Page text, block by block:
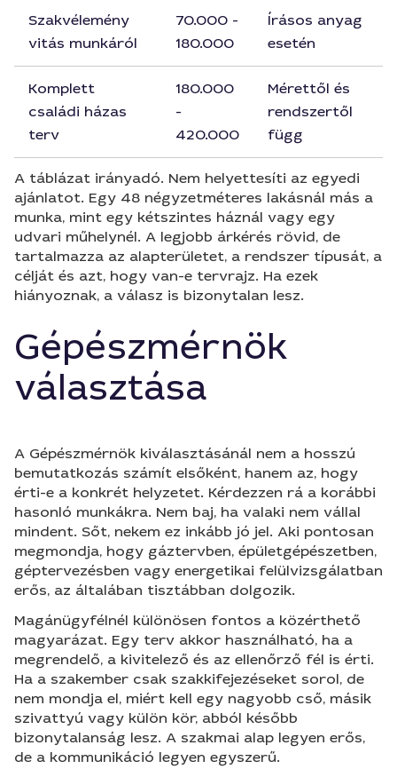
Szakvélemény
vitás munkáról
70.000 -
180.000
Írásos anyag
esetén
Komplett
családi házas
terv
180.000
-
420.000
Mérettől és
rendszertől
függ
A táblázat irányadó. Nem helyettesíti az egyedi
ajánlatot. Egy 48 négyzetméteres lakásnál más a
munka, mint egy kétszintes háznál vagy egy
udvari műhelynél. A legjobb árkérés rövid, de
tartalmazza az alapterületet, a rendszer típusát, a
célját és azt, hogy van-e tervrajz. Ha ezek
hiányoznak, a válasz is bizonytalan lesz.
Gépészmérnök
választása
A Gépészmérnök kiválasztásánál nem a hosszú
bemutatkozás számít elsőként, hanem az, hogy
érti-e a konkrét helyzetet. Kérdezzen rá a korábbi
hasonló munkákra. Nem baj, ha valaki nem vállal
mindent. Sőt, nekem ez inkább jó jel. Aki pontosan
megmondja, hogy gáztervben, épületgépészetben,
géptervezésben vagy energetikai felülvizsgálatban
erős, az általában tisztábban dolgozik.
Magánügyfélnél különösen fontos a közérthető
magyarázat. Egy terv akkor használható, ha a
megrendelő, a kivitelező és az ellenőrző fél is érti.
Ha a szakember csak szakkifejezéseket sorol, de
nem mondja el, miért kell egy nagyobb cső, másik
szivattyú vagy külön kör, abból később
bizonytalanság lesz. A szakmai alap legyen erős,
de a kommunikáció legyen egyszerű.